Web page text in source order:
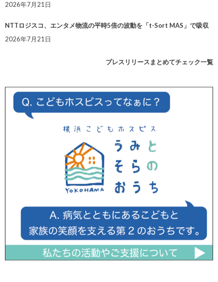
2026年7月21日
NTTロジスコ、エンタメ物流の平時5倍の波動を「t-Sort MAS」で吸収
2026年7月21日
プレスリリースまとめてチェック一覧